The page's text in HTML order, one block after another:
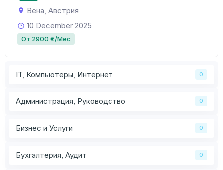
Вена, Австрия
10 December 2025
От 2900 €/Мес
IT, Компьютеры, Интернет 0
Администрация, Руководство 0
Бизнес и Услуги 0
Бухгалтерия, Аудит 0